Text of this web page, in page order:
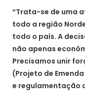
“Trata-se de uma
todo a região
todo o país. A
não apenas
Precisamos unir
(Projeto de
e regulamentação